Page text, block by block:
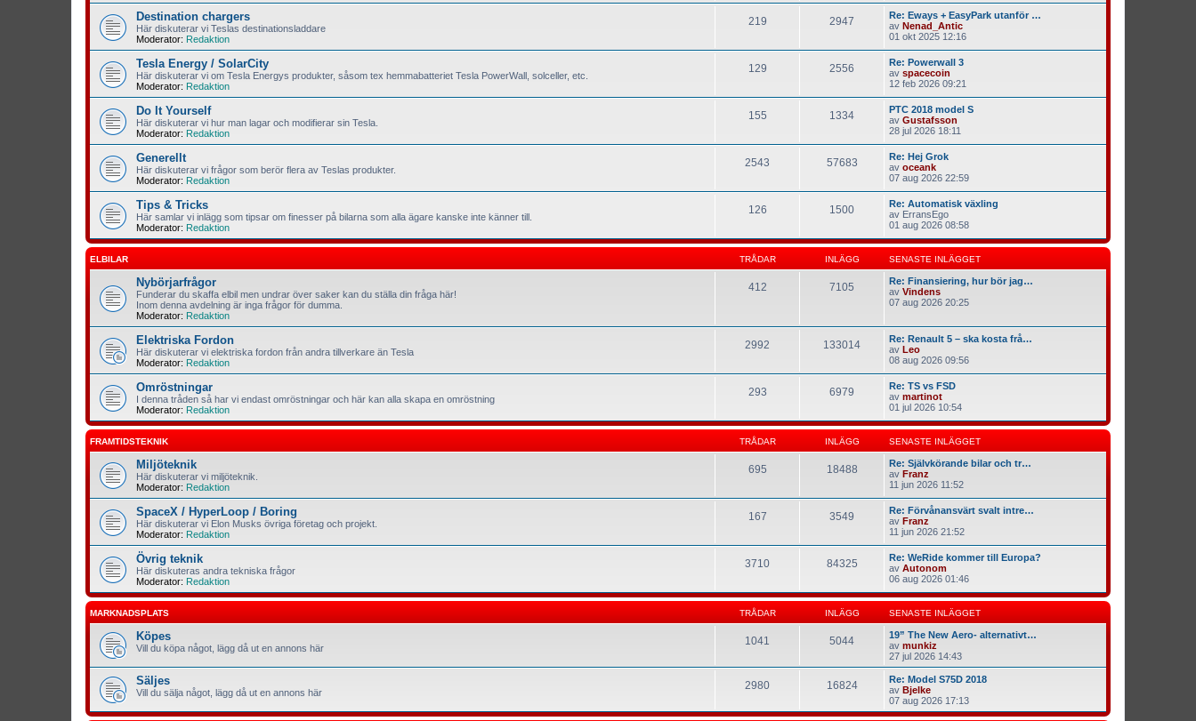
Destination chargers
Här diskuterar vi Teslas destinationsladdare
Moderator: Redaktion
219 2947
Re: Eways + EasyPark utanför …
av Nenad_Antic
01 okt 2025 12:16
Tesla Energy / SolarCity
Här diskuterar vi om Tesla Energys produkter, såsom tex hemmabatteriet Tesla PowerWall, solceller, etc.
Moderator: Redaktion
129 2556
Re: Powerwall 3
av spacecoin
12 feb 2026 09:21
Do It Yourself
Här diskuterar vi hur man lagar och modifierar sin Tesla.
Moderator: Redaktion
155 1334
PTC 2018 model S
av Gustafsson
28 jul 2026 18:11
Generellt
Här diskuterar vi frågor som berör flera av Teslas produkter.
Moderator: Redaktion
2543 57683
Re: Hej Grok
av oceank
07 aug 2026 22:59
Tips & Tricks
Här samlar vi inlägg som tipsar om finesser på bilarna som alla ägare kanske inte känner till.
Moderator: Redaktion
126 1500
Re: Automatisk växling
av ErransEgo
01 aug 2026 08:58
ELBILAR TRÅDAR INLÄGG SENASTE INLÄGGET
Nybörjarfrågor
Funderar du skaffa elbil men undrar över saker kan du ställa din fråga här!
Inom denna avdelning är inga frågor för dumma.
Moderator: Redaktion
412 7105
Re: Finansiering, hur bör jag…
av Vindens
07 aug 2026 20:25
Elektriska Fordon
Här diskuterar vi elektriska fordon från andra tillverkare än Tesla
Moderator: Redaktion
2992 133014
Re: Renault 5 – ska kosta frå…
av Leo
08 aug 2026 09:56
Omröstningar
I denna tråden så har vi endast omröstningar och här kan alla skapa en omröstning
Moderator: Redaktion
293 6979
Re: TS vs FSD
av martinot
01 jul 2026 10:54
FRAMTIDSTEKNIK TRÅDAR INLÄGG SENASTE INLÄGGET
Miljöteknik
Här diskuterar vi miljöteknik.
Moderator: Redaktion
695 18488
Re: Självkörande bilar och tr…
av Franz
11 jun 2026 11:52
SpaceX / HyperLoop / Boring
Här diskuterar vi Elon Musks övriga företag och projekt.
Moderator: Redaktion
167 3549
Re: Förvånansvärt svalt intre…
av Franz
11 jun 2026 21:52
Övrig teknik
Här diskuteras andra tekniska frågor
Moderator: Redaktion
3710 84325
Re: WeRide kommer till Europa?
av Autonom
06 aug 2026 01:46
MARKNADSPLATS TRÅDAR INLÄGG SENASTE INLÄGGET
Köpes
Vill du köpa något, lägg då ut en annons här
1041 5044
19” The New Aero- alternativt…
av munkiz
27 jul 2026 14:43
Säljes
Vill du sälja något, lägg då ut en annons här
2980 16824
Re: Model S75D 2018
av Bjelke
07 aug 2026 17:13